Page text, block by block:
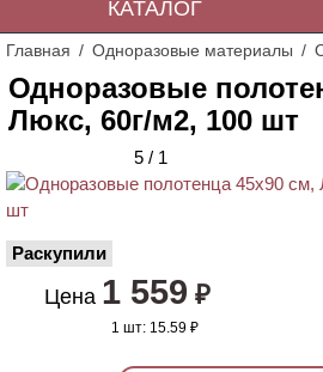
КАТАЛОГ
Главная Одноразовые материалы
Одноразовые
Люкс, 60г/м2, 100 шт
5 / 1
Раскупили
Цена 1 559 ₽
1 шт:15.59 ₽